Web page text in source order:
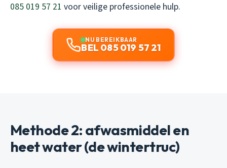
085 019 57 21 voor veilige professionele hulp.
NU BEREIKBAAR
BEL 085 019 57 21
Methode 2: afwasmiddel en
heet water (de wintertruc)